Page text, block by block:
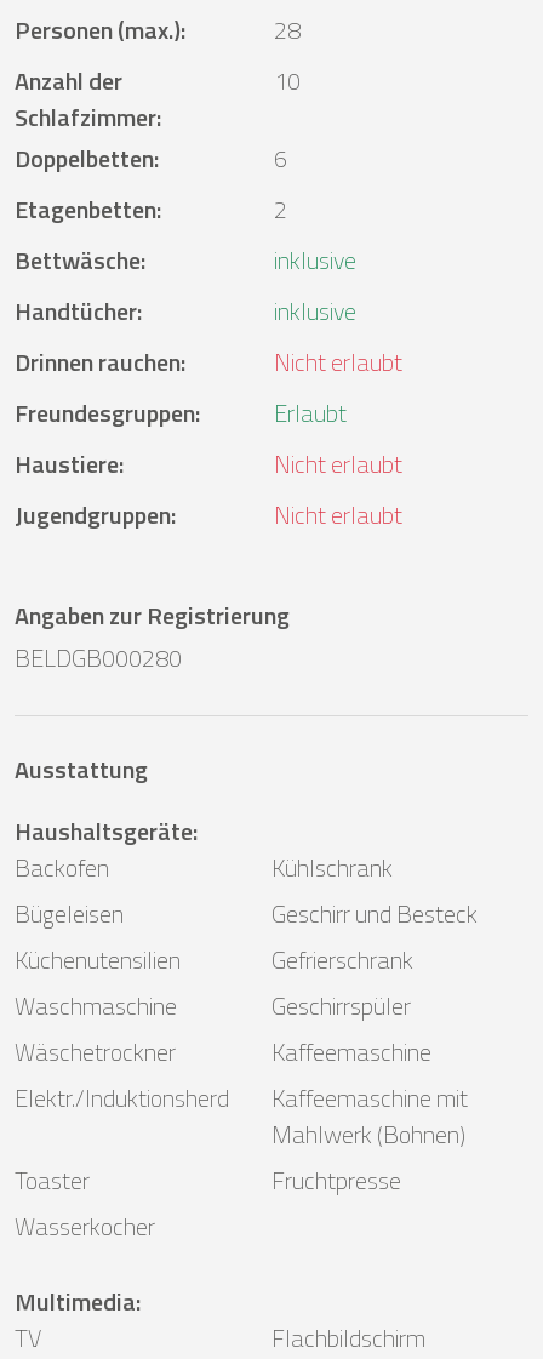
Personen (max.):
28
Anzahl der
Schlafzimmer:
10
Doppelbetten:
6
Etagenbetten:
2
Bettwäsche:
inklusive
Handtücher:
inklusive
Drinnen rauchen:
Nicht erlaubt
Freundesgruppen:
Erlaubt
Haustiere:
Nicht erlaubt
Jugendgruppen: Nicht erlaubt
Angaben zur Registrierung
BELDGB000280
Ausstattung
Haushaltsgeräte:
Backofen
Kühlschrank
Bügeleisen
Geschirr und Besteck
Küchenutensilien
Gefrierschrank
Waschmaschine
Geschirrspüler
Wäschetrockner
Kaffeemaschine
Elektr./Induktionsherd
Kaffeemaschine mit
Mahlwerk (Bohnen)
Toaster
Fruchtpresse
Wasserkocher
Multimedia:
TV
Flachbildschirm